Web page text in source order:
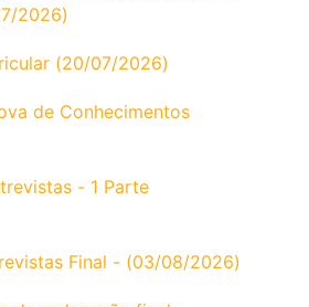
2026)
(20/07/2026)
de Conhecimentos
- 1 Parte
Final - (03/08/2026)